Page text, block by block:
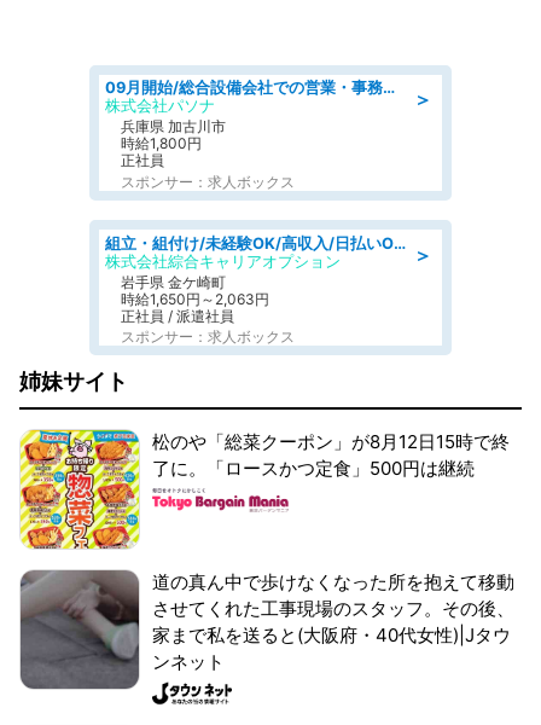
＞
09月開始/総合設備会社での営業・事務のお仕事/車通勤可/賞与あり/営業/営業事務
株式会社パソナ
兵庫県 加古川市
時給1,800円
正社員
スポンサー：求人ボックス
＞
組立・組付け/未経験OK/高収入/日払いOK/交替制/20・30・40代活躍中
株式会社綜合キャリアオプション
岩手県 金ケ崎町
時給1,650円～2,063円
正社員 / 派遣社員
スポンサー：求人ボックス
姉妹サイト
松のや「総菜クーポン」が8月12日15時で終
了に。「ロースかつ定食」500円は継続
道の真ん中で歩けなくなった所を抱えて移動
させてくれた工事現場のスタッフ。その後、
家まで私を送ると(大阪府・40代女性)|Jタウ
ンネット